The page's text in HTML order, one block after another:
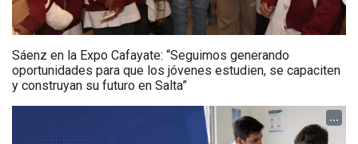
Sáenz en la Expo Cafayate: “Seguimos generando
oportunidades para que los jóvenes estudien, se capaciten
y construyan su futuro en Salta”
...